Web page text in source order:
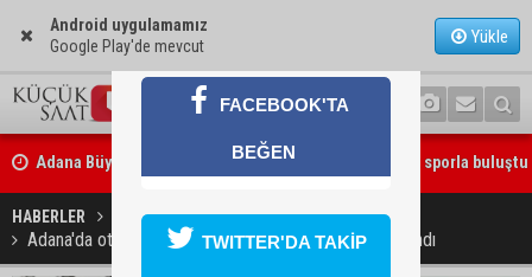
Android uygulamamız
Google Play'de mevcut
Yükle
Adana Büyükşehir Yaz Spor Okulları’nda 30 bin çocuk sporla buluştu
Beşiktaş dosyasında iki tahliye: Özcan Zenger ve Utku Caner
bırakıldı
HABERLER YAŞAM
Adana'da otoparkta uyuşturucu operasyonu: 6 tutuklandı
FACEBOOK'TA
BEĞEN
TWITTER'DA TAKİP